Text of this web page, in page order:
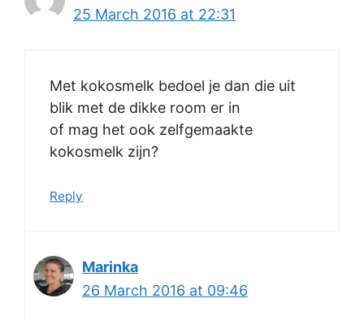
25 March 2016 at 22:31
Met kokosmelk bedoel je dan die uit
blik met de dikke room er in
of mag het ook zelfgemaakte
kokosmelk zijn?
Reply
Marinka
26 March 2016 at 09:46